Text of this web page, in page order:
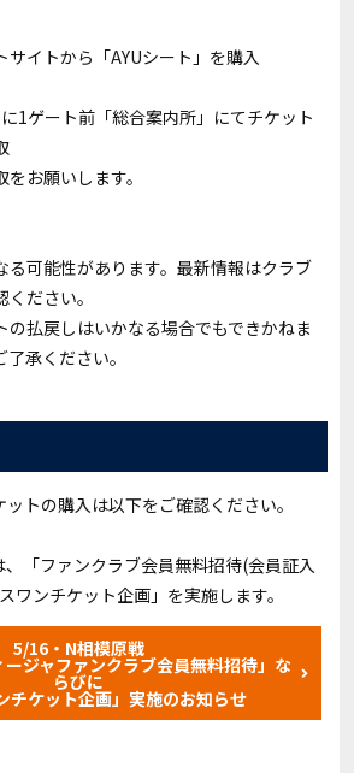
サイトから「AYUシート」を購入
1ゲート前「総合案内所」にてチケット
お願いします。
る可能性があります。最新情報はクラブ
ださい。
の払戻しはいかなる場合でもできかねま
承ください。
トの購入は以下をご確認ください。
「ファンクラブ会員無料招待(会員証入
ワンチケット企画」を実施します。
5/16・N相模原戦
ージャファンクラブ会員無料招待」な
らびに
チケット企画」実施のお知らせ